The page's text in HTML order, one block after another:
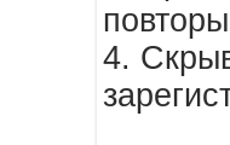
4.